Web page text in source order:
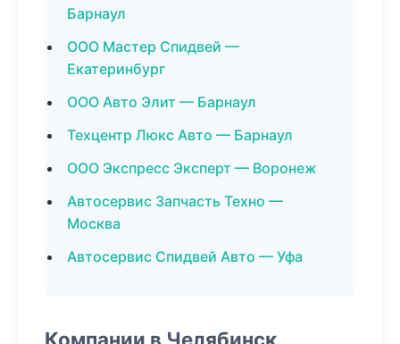
Барнаул
ООО Мастер Спидвей —
Екатеринбург
ООО Авто Элит — Барнаул
Техцентр Люкс Авто — Барнаул
ООО Экспресс Эксперт — Воронеж
Автосервис Запчасть Техно —
Москва
Автосервис Спидвей Авто — Уфа
Компании в Челябинск